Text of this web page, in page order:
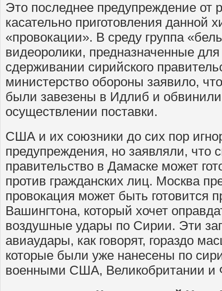
Это последнее предупреждение от
касательно приготовления данной
«провокации». В среду группа
видеоролики, предназначенные
сдерживании сирийского
министерство обороны заявило,
были завезены в Идлиб и
осуществлении поставки.
США и их союзники до сих пор
предупреждения, но заявляли, что
правительство в Дамаске может
против гражданских лиц. Москва
провокация может быть готовится
Вашингтона, который хочет
воздушные удары по Сирии. Эти
авиаудары, как говорят, гораздо
которые были уже нанесены по
военными США, Великобритании и